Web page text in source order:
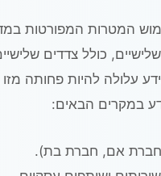
המטרות המפורטות
כולל צדדים
עלולה להיות פחותה
במקרים הבאים:
אם, חברת בת).